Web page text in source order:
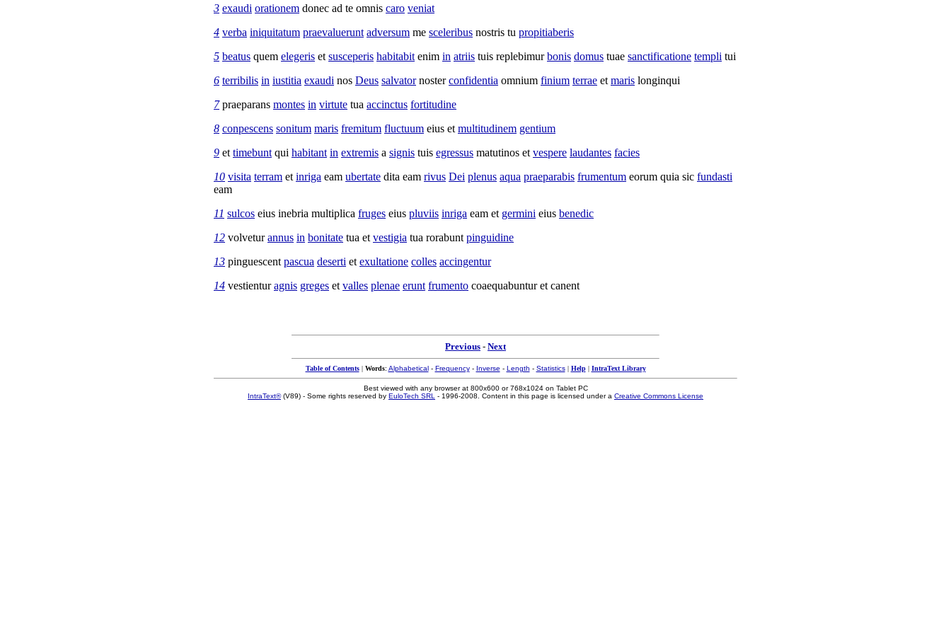
3 exaudi orationem donec ad te omnis caro veniat
4 verba iniquitatum praevaluerunt adversum me sceleribus nostris tu propitiaberis
5 beatus quem elegeris et susceperis habitabit enim in atriis tuis replebimur bonis domus tuae sanctificatione templi tui
6 terribilis in iustitia exaudi nos Deus salvatornosterconfidentia omnium finium terrae et maris longinqui
7 praeparans montes in virtute tua accinctus fortitudine
8 conpescens sonitum maris fremitum fluctuum eius et multitudinem gentium
9 et timebunt qui habitant in extremis a signis tuis egressus matutinos et vespere laudantes facies
10 visita terram et inriga eam ubertate dita eam rivus Dei plenus aqua praeparabis frumentum eorum quia sic fundasti
eam
11 sulcos eius inebria multiplica fruges eius pluviis inriga eam et germini eius benedic
12 volvetur annus in bonitate tua et vestigia tua rorabunt pinguidine
13 pinguescent pascua deserti et exultatione colles accingentur
14 vestientur agnis greges et valles plenae erunt frumento coaequabunturet canent
Previous - Next
Table of Contents| Words: Alphabetical- Frequency- Inverse - Length - Statistics| Help| IntraText Library
Best viewed with any browser at 800x600 or 768x1024 on Tablet PC
IntraText®(V89) - Some rights reserved by EuloTech SRL - 1996-2008. Content in this page is licensed under a Creative Commons License